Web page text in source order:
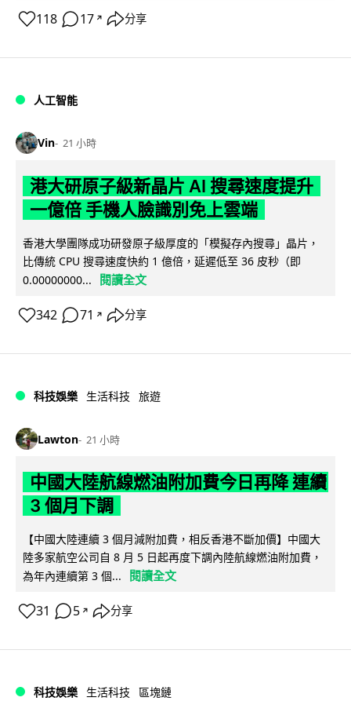
118 17 ↗ 分享
人工智能
Vin 21 小時
港大研原子級新晶片 AI 搜尋速度提升
一億倍 手機人臉識別免上雲端
香港大學團隊成功研發原子級厚度的「模擬存內搜尋」晶片，
比傳統 CPU 搜尋速度快約 1 億倍，延遲低至 36 皮秒（即
0.00000000...
閱讀全文
342 71 ↗ 分享
科技娛樂 生活科技 旅遊
Lawton 21 小時
中國大陸航線燃油附加費今日再降 連續
3 個月下調
【中國大陸連續 3 個月減附加費，相反香港不斷加價】中國大
陸多家航空公司自 8 月 5 日起再度下調內陸航線燃油附加費，
為年內連續第 3 個...
閱讀全文
31 5 ↗ 分享
科技娛樂 生活科技 區塊鏈